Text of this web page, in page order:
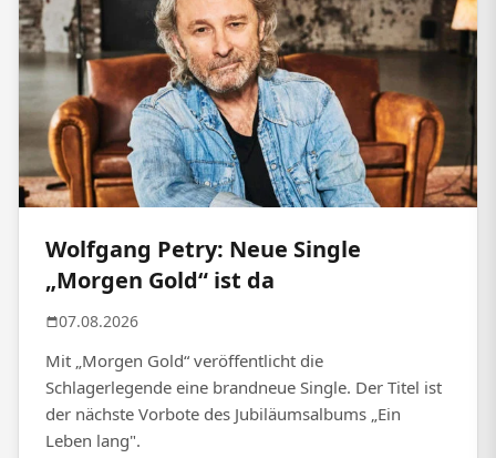
Wolfgang Petry: Neue Single
„Morgen Gold“ ist da
07.08.2026
Mit „Morgen Gold“ veröffentlicht die
Schlagerlegende eine brandneue Single. Der Titel ist
der nächste Vorbote des Jubiläumsalbums „Ein
Leben lang".